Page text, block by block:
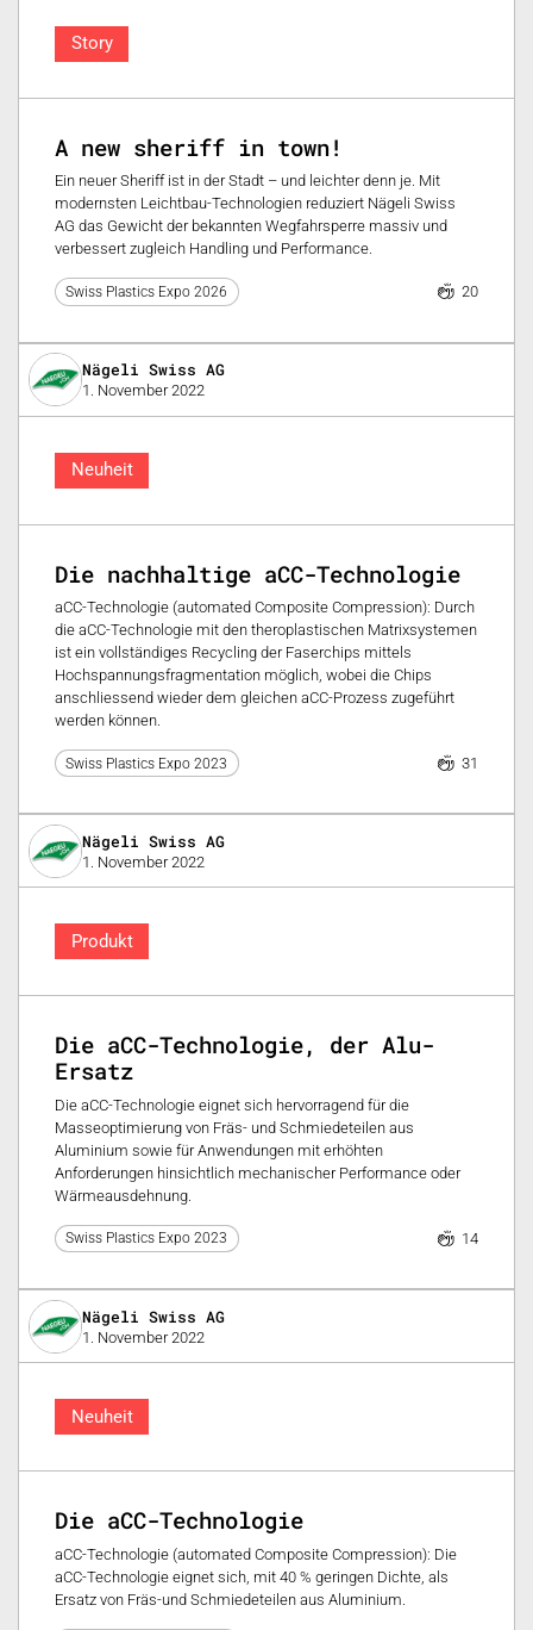
Story
A new sheriff in town!
Ein neuer Sheriff ist in der Stadt – und leichter denn je. Mit
modernsten Leichtbau-Technologien reduziert Nägeli Swiss
AG das Gewicht der bekannten Wegfahrsperre massiv und
verbessert zugleich Handling und Performance.
Swiss Plastics Expo 2026 20
Nägeli Swiss AG
1. November 2022
Neuheit
Die nachhaltige aCC-Technologie
aCC-Technologie (automated Composite Compression): Durch
die aCC-Technologie mit den theroplastischen Matrixsystemen
ist ein vollständiges Recycling der Faserchips mittels
Hochspannungsfragmentation möglich, wobei die Chips
anschliessend wieder dem gleichen aCC-Prozess zugeführt
werden können.
Swiss Plastics Expo 2023 31
Nägeli Swiss AG
1. November 2022
Produkt
Die aCC-Technologie, der Alu-
Ersatz
Die aCC-Technologie eignet sich hervorragend für die
Masseoptimierung von Fräs- und Schmiedeteilen aus
Aluminium sowie für Anwendungen mit erhöhten
Anforderungen hinsichtlich mechanischer Performance oder
Wärmeausdehnung.
Swiss Plastics Expo 2023 14
Nägeli Swiss AG
1. November 2022
Neuheit
Die aCC-Technologie
aCC-Technologie (automated Composite Compression): Die
aCC-Technologie eignet sich, mit 40 % geringen Dichte, als
Ersatz von Fräs-und Schmiedeteilen aus Aluminium.